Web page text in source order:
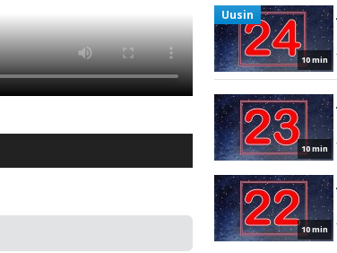
10 min
Uusin
10 min
10 min